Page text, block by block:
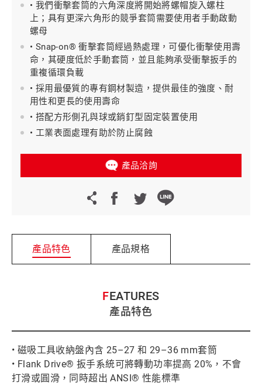
• 我們衝擊套筒的六角深度將開始將螺帽旋入螺柱
上；具有更深六角形的競爭套筒需要使用者手動啟動
螺母
• Snap-on® 衝擊套筒經過熱處理，可優化衝擊使用壽
命，其硬度低於手動套筒，並且能夠承受衝擊扳手的
重複循環負載
• 採用最優質的專有鋼材製造，提供最佳的強度、耐
用性和更長的使用壽命
• 搭配方形側孔與球或銷釘型固定裝置使用
• 工業表面處理有助於防止腐蝕
產品洽詢
產品特色 產品規格
FEATURES
產品特色
• 磁吸工具收納盤內含 25–27 和 29–36 mm套筒
• Flank Drive® 扳手系統可將轉動功率提高 20%，不會
打滑或圓滑，同時超出 ANSI® 性能標準